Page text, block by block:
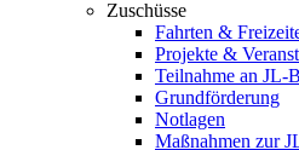
Zuschüsse
Fahrten &
Projekte &
Teilnahme an JL-
Grundförderung
Notlagen
Maßnahmen zur